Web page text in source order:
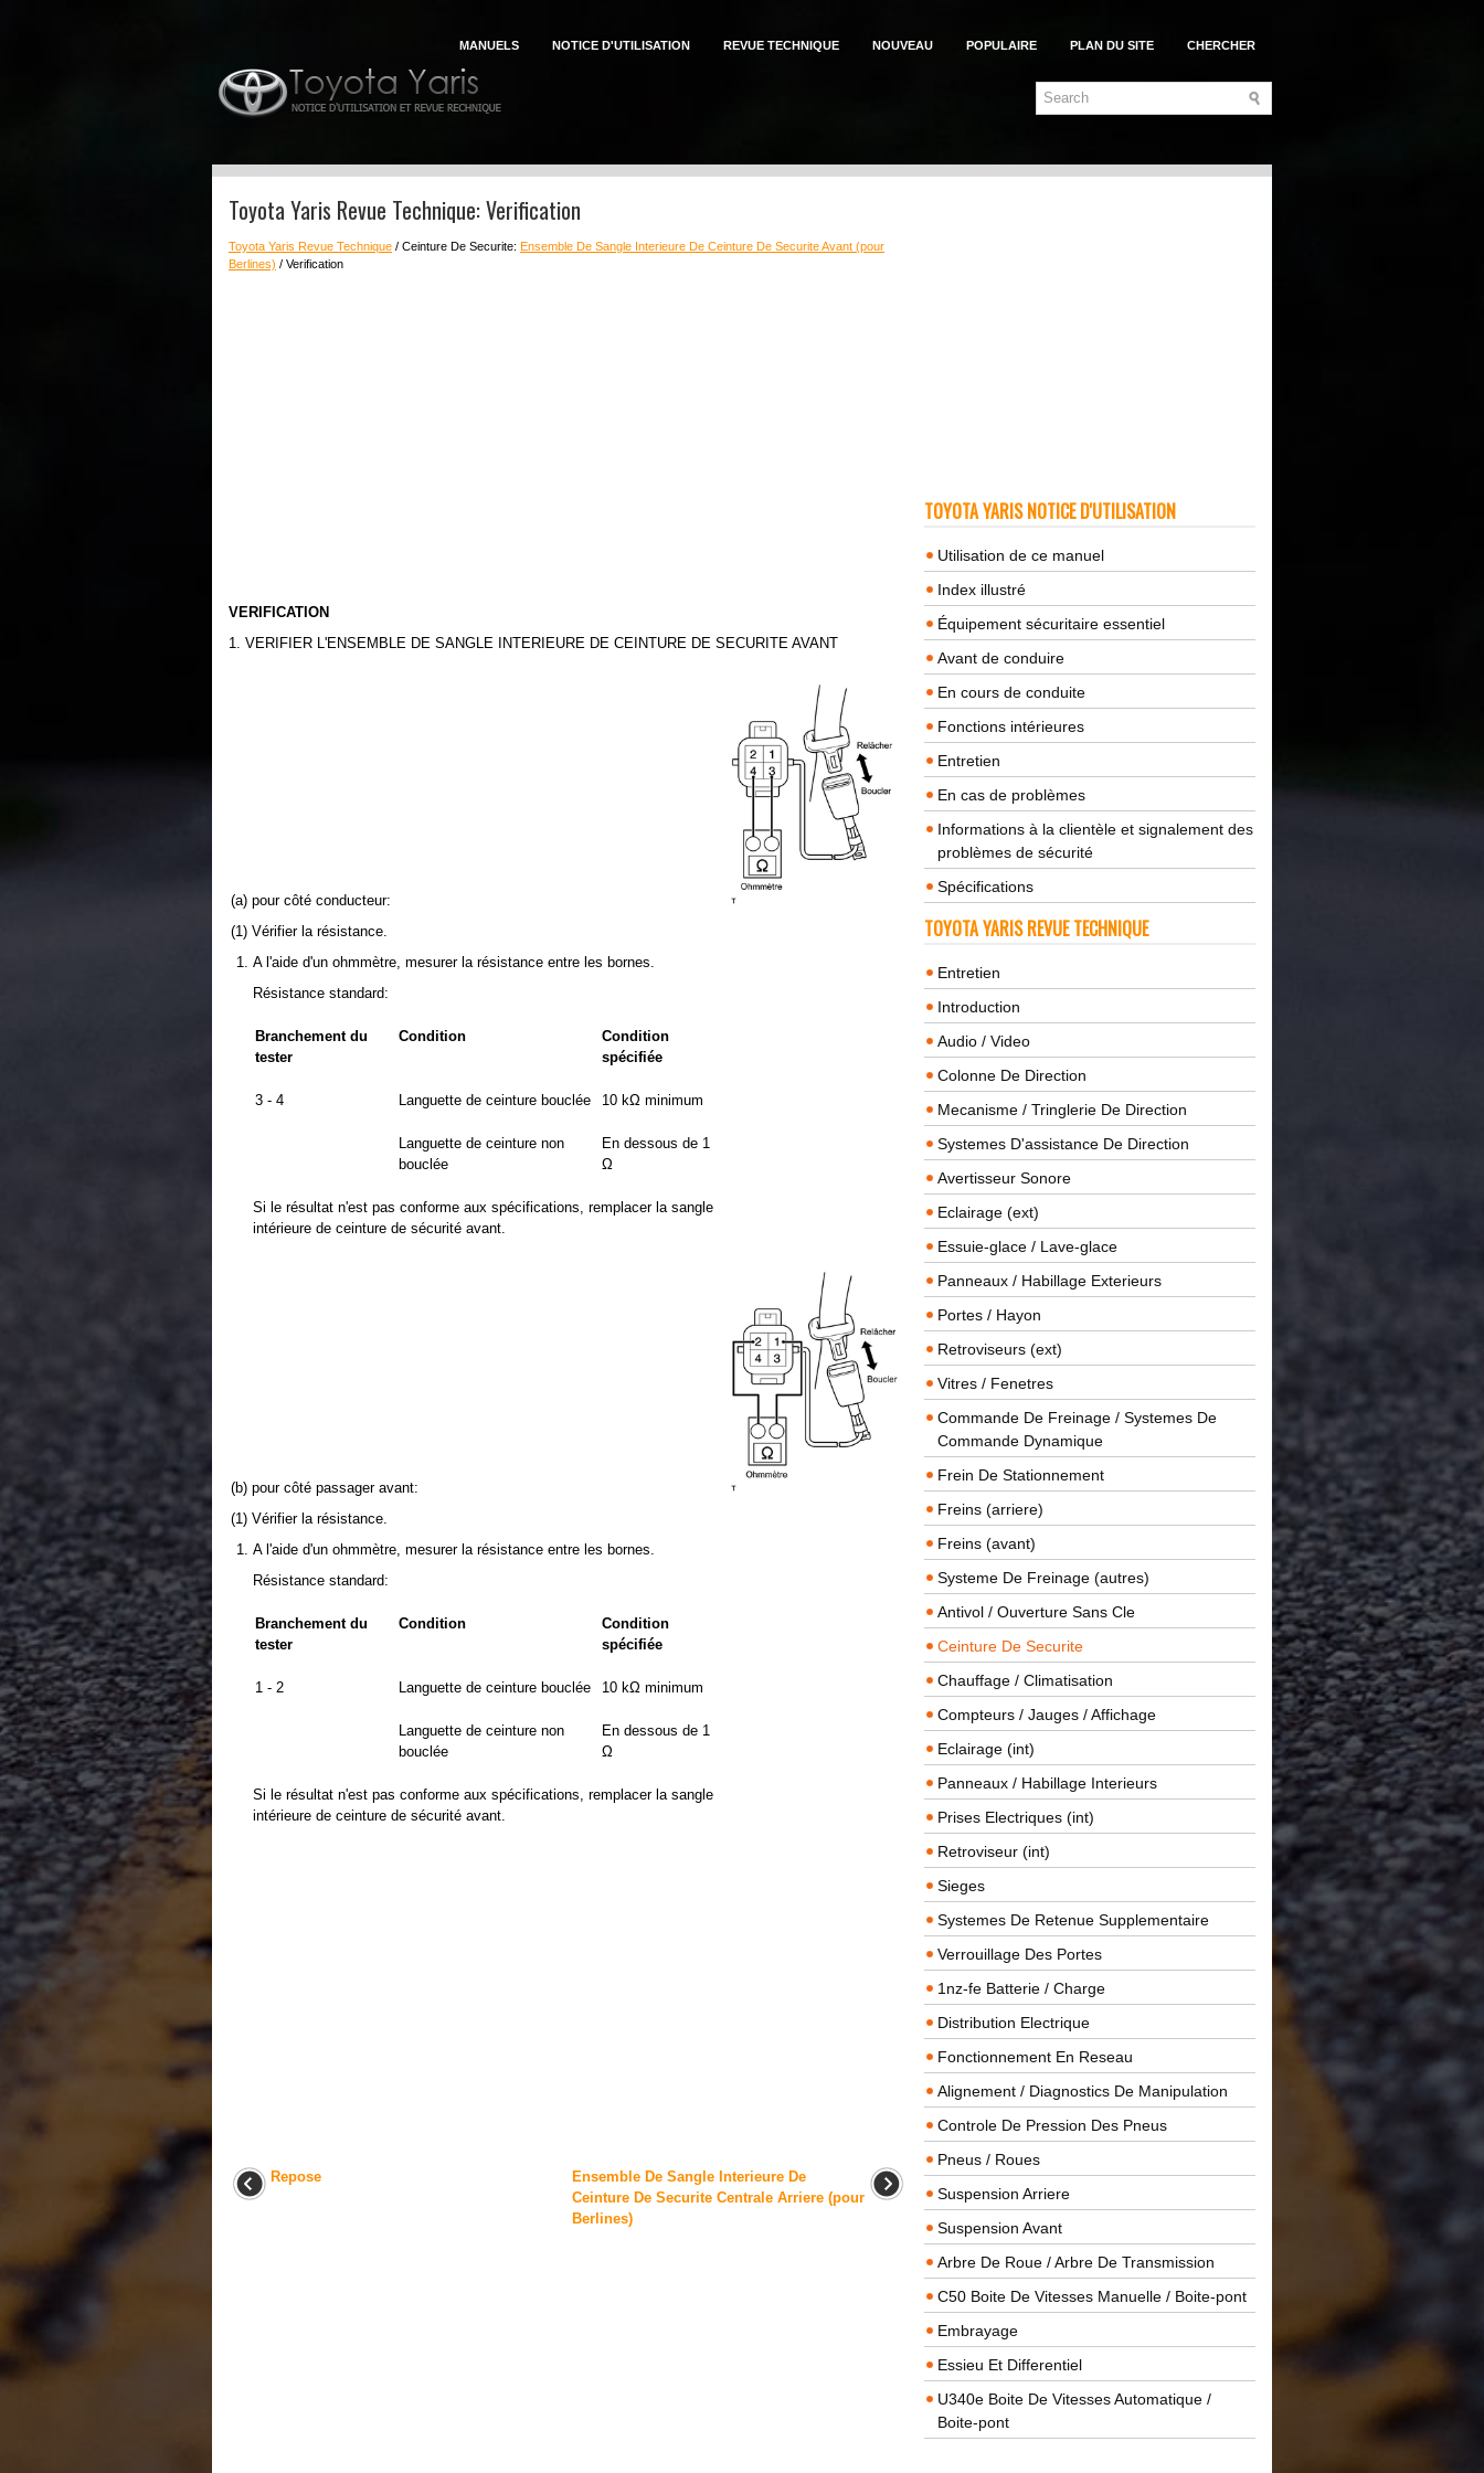
MANUELS NOTICE D'UTILISATION REVUE TECHNIQUE NOUVEAU POPULAIRE PLAN DU SITE CHERCHER
Toyota Yaris Revue Technique: Verification
Toyota Yaris Revue Technique / Ceinture De Securite: Ensemble De Sangle Interieure De Ceinture De Securite Avant (pour
Berlines) / Verification
VERIFICATION
1. VERIFIER L'ENSEMBLE DE SANGLE INTERIEURE DE CEINTURE DE SECURITE AVANT
(a) pour côté conducteur:
(1) Vérifier la résistance.
A l'aide d'un ohmmètre, mesurer la résistance entre les bornes.
Résistance standard:
Branchement du
tester
Condition
Condition
spécifiée
3 - 4 Languette de ceinture bouclée 10 kΩ minimum
Languette de ceinture non
bouclée
En dessous de 1
Ω
Si le résultat n'est pas conforme aux spécifications, remplacer la sangle
intérieure de ceinture de sécurité avant.
(b) pour côté passager avant:
(1) Vérifier la résistance.
A l'aide d'un ohmmètre, mesurer la résistance entre les bornes.
Résistance standard:
Branchement du
tester
Condition
Condition
spécifiée
1 - 2 Languette de ceinture bouclée 10 kΩ minimum
Languette de ceinture non
bouclée
En dessous de 1
Ω
Si le résultat n'est pas conforme aux spécifications, remplacer la sangle
intérieure de ceinture de sécurité avant.
Repose
Ensemble De Sangle Interieure De
Ceinture De Securite Centrale Arriere (pour
Berlines)
TOYOTA YARIS NOTICE D'UTILISATION
Utilisation de ce manuel
Index illustré
Équipement sécuritaire essentiel
Avant de conduire
En cours de conduite
Fonctions intérieures
Entretien
En cas de problèmes
Informations à la clientèle et signalement des
problèmes de sécurité
Spécifications
TOYOTA YARIS REVUE TECHNIQUE
Entretien
Introduction
Audio / Video
Colonne De Direction
Mecanisme / Tringlerie De Direction
Systemes D'assistance De Direction
Avertisseur Sonore
Eclairage (ext)
Essuie-glace / Lave-glace
Panneaux / Habillage Exterieurs
Portes / Hayon
Retroviseurs (ext)
Vitres / Fenetres
Commande De Freinage / Systemes De
Commande Dynamique
Frein De Stationnement
Freins (arriere)
Freins (avant)
Systeme De Freinage (autres)
Antivol / Ouverture Sans Cle
Ceinture De Securite
Chauffage / Climatisation
Compteurs / Jauges / Affichage
Eclairage (int)
Panneaux / Habillage Interieurs
Prises Electriques (int)
Retroviseur (int)
Sieges
Systemes De Retenue Supplementaire
Verrouillage Des Portes
1nz-fe Batterie / Charge
Distribution Electrique
Fonctionnement En Reseau
Alignement / Diagnostics De Manipulation
Controle De Pression Des Pneus
Pneus / Roues
Suspension Arriere
Suspension Avant
Arbre De Roue / Arbre De Transmission
C50 Boite De Vitesses Manuelle / Boite-pont
Embrayage
Essieu Et Differentiel
U340e Boite De Vitesses Automatique /
Boite-pont